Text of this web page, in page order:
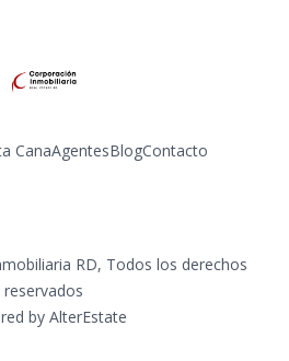
CanaAgentesBlogContacto
RD, Todos los derechos
reservados
by AlterEstate